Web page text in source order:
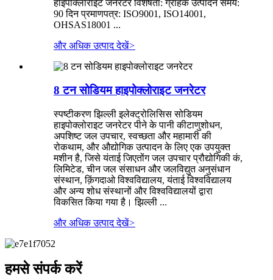
हाइपोक्लोराइट जनरेटर विशेषता: ग्राहक उत्पादन समय:
90 दिन प्रमाणपत्र: ISO9001, ISO14001,
OHSAS18001 ...
और अधिक उत्पाद देखें>
8 टन सोडियम हाइपोक्लोराइट जनरेटर
स्पष्टीकरण झिल्ली इलेक्ट्रोलिसिस सोडियम
हाइपोक्लोराइट जनरेटर पीने के पानी कीटाणुशोधन,
अपशिष्ट जल उपचार, स्वच्छता और महामारी की
रोकथाम, और औद्योगिक उत्पादन के लिए एक उपयुक्त
मशीन है, जिसे यंताई जिएतोंग जल उपचार प्रौद्योगिकी कं,
लिमिटेड, चीन जल संसाधन और जलविद्युत अनुसंधान
संस्थान, क़िंगदाओ विश्वविद्यालय, यंताई विश्वविद्यालय
और अन्य शोध संस्थानों और विश्वविद्यालयों द्वारा
विकसित किया गया है। झिल्ली ...
और अधिक उत्पाद देखें>
हमसे संपर्क करें